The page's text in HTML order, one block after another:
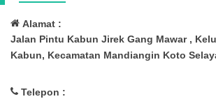
Alamat :
Jalan Pintu Kabun Jirek Gang Mawar ,
Kabun, Kecamatan Mandiangin Koto
Telepon :